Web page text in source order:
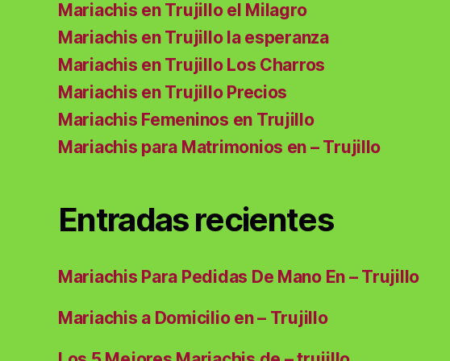
Mariachis en Trujillo el Milagro
Mariachis en Trujillo la esperanza
Mariachis en Trujillo Los Charros
Mariachis en Trujillo Precios
Mariachis Femeninos en Trujillo
Mariachis para Matrimonios en – Trujillo
Entradas recientes
Mariachis Para Pedidas De Mano En – Trujillo
Mariachis a Domicilio en – Trujillo